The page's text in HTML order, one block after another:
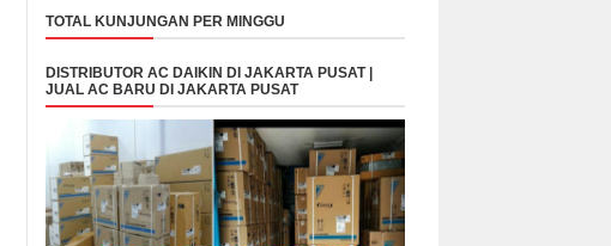
TOTAL KUNJUNGAN PER MINGGU
DISTRIBUTOR AC DAIKIN DI JAKARTA PUSAT |
JUAL AC BARU DI JAKARTA PUSAT